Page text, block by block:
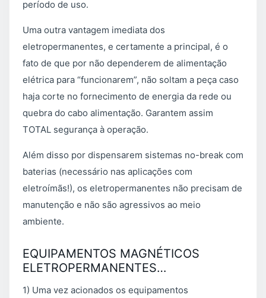
período de uso.
Uma outra vantagem imediata dos
eletropermanentes, e certamente a principal, é o
fato de que por não dependerem de alimentação
elétrica para “funcionarem”, não soltam a peça caso
haja corte no fornecimento de energia da rede ou
quebra do cabo alimentação. Garantem assim
TOTAL segurança à operação.
Além disso por dispensarem sistemas no-break com
baterias (necessário nas aplicações com
eletroímãs!), os eletropermanentes não precisam de
manutenção e não são agressivos ao meio
ambiente.
EQUIPAMENTOS MAGNÉTICOS
ELETROPERMANENTES…
1) Uma vez acionados os equipamentos